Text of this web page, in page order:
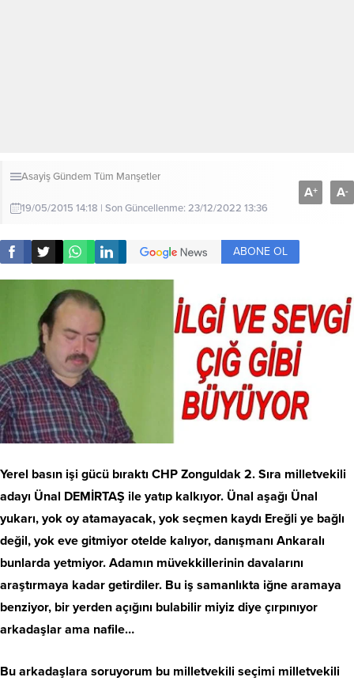
AsayişGündem Tüm Manşetler
19/05/2015 14:18 | Son Güncellenme: 23/12/2022 13:36
A+ A-
ABONE OL
Yerel basın işi gücü bıraktı CHP Zonguldak 2. Sıra milletvekili
adayı Ünal DEMİRTAŞ ile yatıp kalkıyor. Ünal aşağı Ünal
yukarı, yok oy atamayacak, yok seçmen kaydı Ereğli ye bağlı
değil, yok eve gitmiyor otelde kalıyor, danışmanı Ankaralı
bunlarda yetmiyor. Adamın müvekkillerinin davalarını
araştırmaya kadar getirdiler. Bu iş samanlıkta iğne aramaya
benziyor, bir yerden açığını bulabilir miyiz diye çırpınıyor
arkadaşlar ama nafile…
Bu arkadaşlara soruyorum bu milletvekili seçimi milletvekili